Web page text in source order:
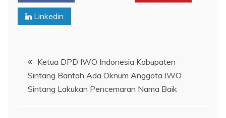
Linkedin
Navigasi
pos
Ketua DPD IWO Indonesia Kabupaten
Sintang Bantah Ada Oknum Anggota IWO
Sintang Lakukan Pencemaran Nama Baik